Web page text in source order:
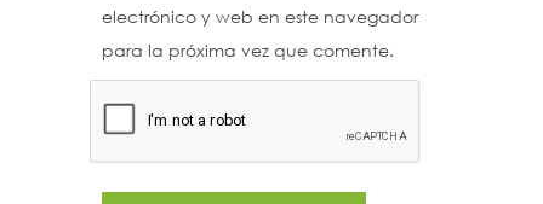
electrónico y web en este navegador
para la próxima vez que comente.